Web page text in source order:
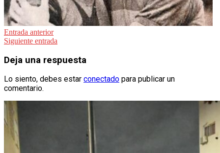
Navegación
de
entradas
Entrada anterior
Siguiente entrada
Deja una respuesta
Lo siento, debes estar conectado para publicar un
comentario.